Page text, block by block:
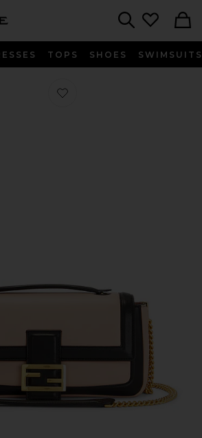
TOPS SHOES SWIMSUITS
찜상품 FENDI 숄더백